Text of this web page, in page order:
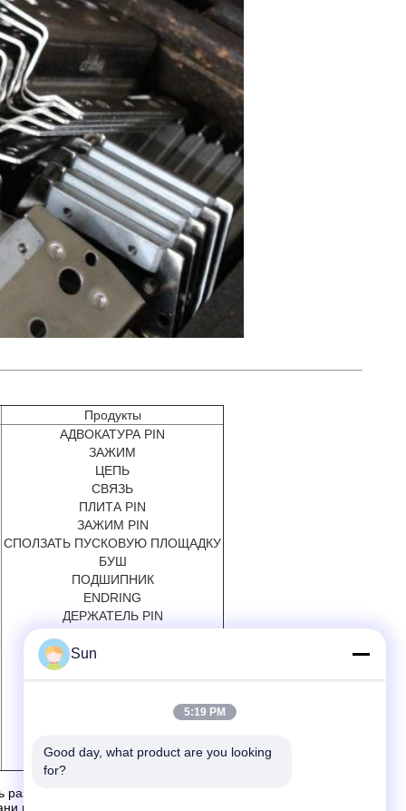
Продукты
АДВОКАТУРА PIN
ЗАЖИМ
ЦЕПЬ
СВЯЗЬ
ПЛИТА PIN
ЗАЖИМ PIN
СПОЛЗАТЬ ПУСКОВУЮ ПЛОЩАДКУ
БУШ
ПОДШИПНИК
ENDRING
ДЕРЖАТЕЛЬ PIN
НАСОС
ГОЛОВА ПОВТОРЕНИЯ
tetile части и оборудования ткани.
и другие части, как:
Sun
5:19 PM
Good day, what product are you looking
for?